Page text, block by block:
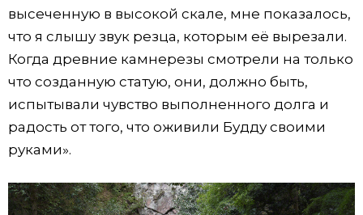
высеченную в высокой скале, мне показалось,
что я слышу звук резца, которым её вырезали.
Когда древние камнерезы смотрели на только
что созданную статую, они, должно быть,
испытывали чувство выполненного долга и
радость от того, что оживили Будду своими
руками».